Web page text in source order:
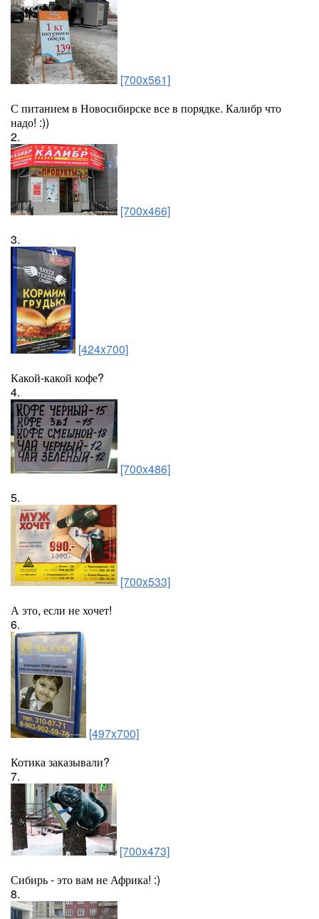
[700x561]
С питанием в Новосибирске все в порядке. Калибр что
надо! :))
2.
[700x466]
3.
[424x700]
Какой-какой кофе?
4.
[700x486]
5.
[700x533]
А это, если не хочет!
6.
[497x700]
Котика заказывали?
7.
[700x473]
Сибирь - это вам не Африка! :)
8.